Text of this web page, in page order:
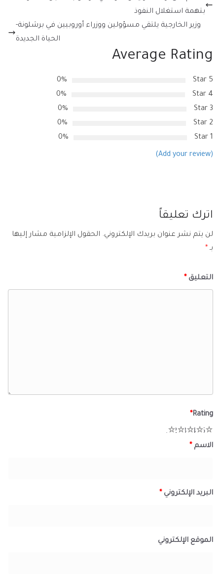
بتهمة استغلال النفوذ
وزير الخارجية يلتقي مسؤولين ووزراء أوروبيين في برشلونة-
الحياة الجديدة
Average Rating
5 Star
0%
4 Star
0%
3 Star
0%
2 Star
0%
1 Star
0%
(Add your review)
اترك تعليقاً
لن يتم نشر عنوان بريدك الإلكتروني. الحقول الإلزامية مشار إليها
بـ *
التعليق *
Rating
*
5
4
3
2
الاسم *
البريد الإلكتروني *
الموقع الإلكتروني